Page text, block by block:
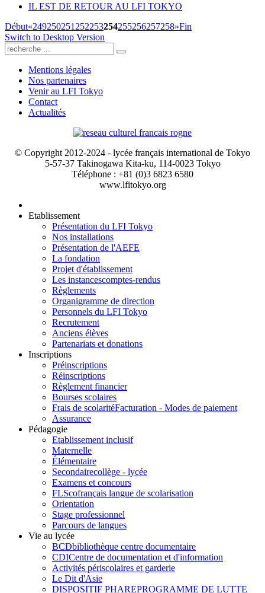
IL EST DE RETOUR AU LFI TOKYO
Début«249250251 252253254255256257258»Fin
Switch to Desktop Version
Mentions légales
Nos partenaires
Venir au LFI Tokyo
Contact
Actualités
© Copyright 2012-2024 - lycée français international de Tokyo
5-57-37 Takinogawa Kita-ku, 114-0023 Tokyo
Téléphone : +81 (0)3 6823 6580
www.lfitokyo.org
Etablissement
Présentation du LFI Tokyo
Nos installations
Présentation de l'AEFE
La fondation
Projet d'établissement
Les instancescomptes-rendus
Règlements
Organigramme de direction
Personnels du LFI Tokyo
Recrutement
Anciens élèves
Partenariats et donations
Inscriptions
Préinscriptions
Réinscriptions
Règlement financier
Bourses scolaires
Frais de scolaritéFacturation - Modes de paiement
Assurance
Pédagogie
Etablissement inclusif
Maternelle
Élémentaire
Secondairecollège - lycée
Examens et concours
FLScofrançais langue de scolarisation
Orientation
Stage professionnel
Parcours de langues
Vie au lycée
BCDbibliothèque centre documentaire
CDICentre de documentation et d'information
Activités périscolaires et garderie
Le Dit d'Asie
DISPOSITIF PHAREPROGRAMME DE LUTTE